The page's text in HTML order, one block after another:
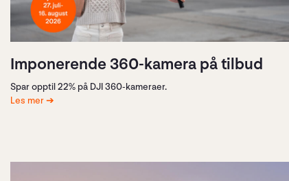
Imponerende 360-kamera på tilbud
Spar opptil 22% på DJI 360-kameraer.
Les mer